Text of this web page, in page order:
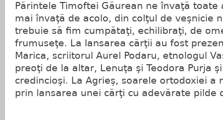
Părintele Timoftei Găurean ne învaţă toate
mai învaţă de acolo, din colţul de veşnicie
trebuie să fim cumpătaţi, echilibraţi, de
frumuseţe. La lansarea cărţii au fost
Marica, scriitorul Aurel Podaru, etnologul
preoţi de la altar, Lenuţa şi Teodora Purja
credincioşi. La Agrieş, soarele ortodoxiei a
prin lansarea unei cărţi cu adevărate pilde